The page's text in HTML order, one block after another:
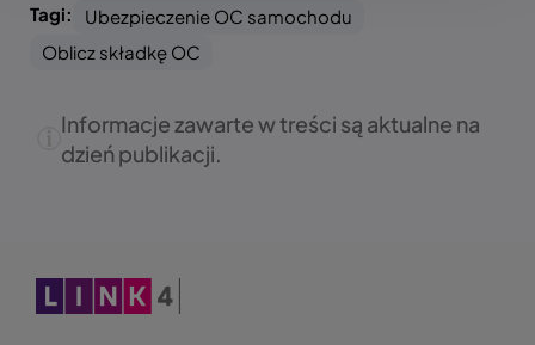
Tagi:
Ubezpieczenie OC samochodu
Oblicz składkę OC
Informacje zawarte w treści są aktualne na
dzień publikacji.
Obraz